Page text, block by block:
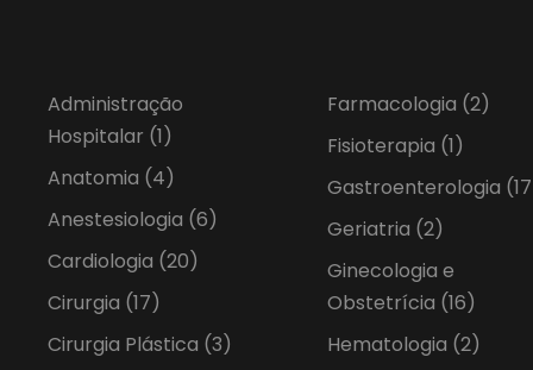
Administração
Hospitalar (1)
Anatomia (4)
Anestesiologia (6)
Cardiologia (20)
Cirurgia (17)
Cirurgia Plástica (3)
Farmacologia (2)
Fisioterapia (1)
Gastroenterologia
Geriatria (2)
Ginecologia e
Obstetrícia (16)
Hematologia (2)